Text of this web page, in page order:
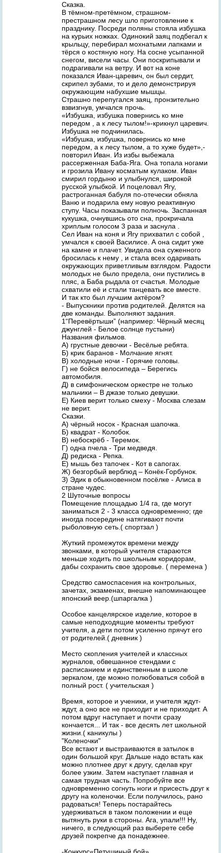
Сказка.
В тёмном-претёмном, страшном-
престрашном лесу шло приготовление к
празднику. Посреди поляны стояла избушка
на курьих ножках. Одинокий заяц подбегал к
крыльцу, перебирал мохнатыми лапками и
тёрся о костяную ногу. На сосне усыпанной
снегом, висели часы. Они поскрипывали и
подрагивали на ветру. И вот на коне
показался Иван-царевич, он был сердит,
скрипел зубами, то и дело демонстрируя
окружающим набухшие мышцы.
Страшно перепугался заяц, пронзительно
взвизгнув, умчался прочь.
«Избушка, избушка повернись ко мне
передом , а к лесу тылом!»-крикнул царевич.
Избушка не подчинилась.
«Избушка, избушка, повернись ко мне
передом, а к лесу тылом, а то хуже будет»,-
повторил Иван. Из избы выбежала
рассерженная Баба-Яга. Она топала ногами
и грозила Ивану косматым кулаком. Иван
смирил гордыню и улыбнулся, широкой
русской улыбкой. И поцеловал Ягу,
растроганная бабуля по-отечески обняла
Ваню и подарила ему новую реактивную
ступу. Часы показывали полночь. Заспанная
кукушка, очнувшись ото сна, прокричала
хриплым голосом 3 раза и заснула .
Сел Иван на коня и Ягу прихватил с собой ,
умчался к своей Василисе. А она сидит уже
на камне и плачет. Увидела она суженного
бросилась к нему , и стала всех одаривать
окружающих приветливым взглядом. Радости
молодых не было предела, они пустились в
пляс, а Баба рыдала от счастья. Молодые
схватили её и стали танцевать все вместе.
И так кто был лучшим актёром?
- Выпускники против родителей. Делятся на
две команды. Выполняют задания.
1“Перевёртыши” (например: Чёрный месяц
джунглей - Белое солнце пустыни)
Названия фильмов.
А) грустные девочки - Весёлые ребята.
Б) крик баранов - Молчание ягнят.
В) холодные ночи - Горячие головы.
Г) не бойся велосипеда – Берегись
автомобиля.
Д) в симфоническом оркестре не только
мальчики – В джазе только девушки.
Е) Киев верит только смеху - Москва слезам
не верит.
Сказки.
А) чёрный носок - Красная шапочка.
Б) квадрат - Колобок.
В) небоскрёб - Теремок.
Г) одна пчела - Три медведя.
Д) редиска - Репка.
Е) мышь без тапочек - Кот в сапогах.
Ж) безгорбый верблюд – Конёк-Горбунок.
З) Эдик в обыкновенном посёлке - Алиса в
стране чудес.
2 Шуточные вопросы
Помещение площадью 1/4 га, где могут
заниматься 2 - 3 класса одновременно; где
иногда посередине натягивают почти
рыболовную сеть.( спортзал )
Жуткий промежуток времени между
звонками, в который учителя стараются
меньше ходить по школьным коридорам,
дабы сохранить свое здоровье. ( перемена )
Средство самоспасения на контрольных,
зачетах, экзаменах, внешне напоминающее
японский веер.(шпаргалка )
Особое канцелярское изделие, которое в
самые неподходящие моменты требуют
учителя, а дети потом усиленно прячут его
от родителей.( дневник )
Место скопления учителей и классных
журналов, обвешанное стендами с
расписанием и единственным в школе
зеркалом, где можно полюбоваться собой в
полный рост. ( учительская )
Время, которое и ученики, и учителя ждут-
ждут, а оно все не приходит и не приходит. А
потом вдруг наступает и почти сразу
кончается... И так - все десять лет школьной
жизни.( каникулы )
"Коленочки"
Все встают и выстраиваются в затылок в
один большой круг. Дальше надо встать как
можно плотнее друг к другу, сделав круг
более узким. Затем наступает главная и
самая трудная часть. Попробуйте все
одновременно согнуть ноги и присесть друг к
другу на коленочки. Если получилось, рано
радоваться! Теперь постарайтесь
удерживаться в таком положении и еще
вытянуть руки в стороны. Ага, упали!!! Ну,
ничего, в следующий раз выберете себе
друзей покрепче да понадежнее.